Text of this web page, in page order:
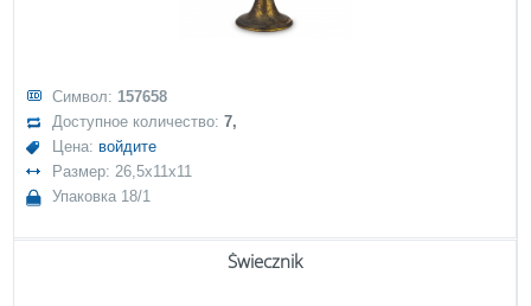
Символ: 157658
Доступное количество:7,
Цена: войдите
Размер: 26,5x11x11
Упаковка 18/1
Świecznik